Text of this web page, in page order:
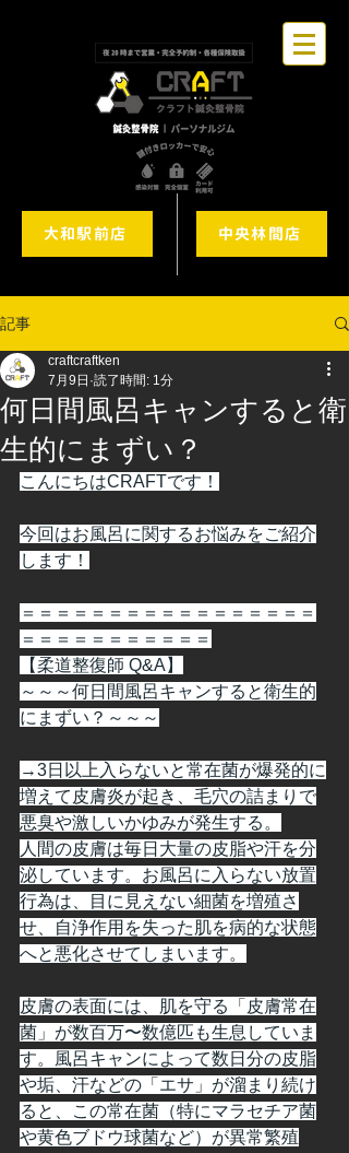
大和駅前店 中央林間店
記事
何日間風呂キャンすると衛
生的にまずい？
craftcraftken
7月9日 読了時間: 1分
こんにちはCRAFTです！
今回はお風呂に関するお悩みをご紹介
します！
＝＝＝＝＝＝＝＝＝＝＝＝＝＝＝＝＝
＝＝＝＝＝＝＝＝＝＝＝
【柔道整復師 Q&A】
～～～何日間風呂キャンすると衛生的
にまずい？～～～
→3日以上入らないと常在菌が爆発的に
増えて皮膚炎が起き、毛穴の詰まりで
悪臭や激しいかゆみが発生する。
人間の皮膚は毎日大量の皮脂や汗を分
泌しています。お風呂に入らない放置
行為は、目に見えない細菌を増殖さ
せ、自浄作用を失った肌を病的な状態
へと悪化させてしまいます。
皮膚の表面には、肌を守る「皮膚常在
菌」が数百万〜数億匹も生息していま
す。風呂キャンによって数日分の皮脂
や垢、汗などの「エサ」が溜まり続け
ると、この常在菌（特にマラセチア菌
や黄色ブドウ球菌など）が異常繁殖